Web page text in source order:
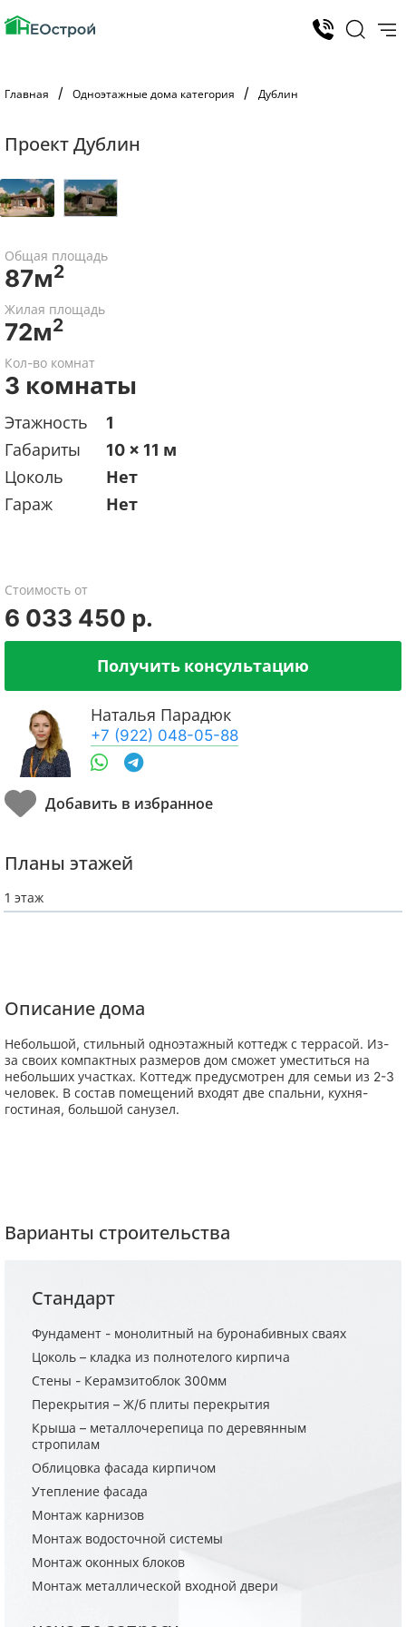
Главная Одноэтажные дома категория Дублин
Проект Дублин
Общая площадь
87м2
Жилая площадь
72м2
Кол-во комнат
3 комнаты
Этажность
1
Габариты
10 x 11 м
Цоколь
Нет
Гараж
Нет
Стоимость от
6 033 450 р.
Получить консультацию
Наталья Парадюк
+7 (922) 048-05-88
Планы этажей
1 этаж
Описание дома
Небольшой, стильный одноэтажный коттедж с террасой. Из-
за своих компактных размеров дом сможет уместиться на
небольших участках. Коттедж предусмотрен для семьи из 2-3
человек. В состав помещений входят две спальни, кухня-
гостиная, большой санузел.
Варианты строительства
Стандарт
Фундамент - монолитный на буронабивных сваях
Цоколь – кладка из полнотелого кирпича
Стены - Керамзитоблок 300мм
Перекрытия – Ж/б плиты перекрытия
Крыша – металлочерепица по деревянным
стропилам
Облицовка фасада кирпичом
Утепление фасада
Монтаж карнизов
Монтаж водосточной системы
Монтаж оконных блоков
Монтаж металлической входной двери